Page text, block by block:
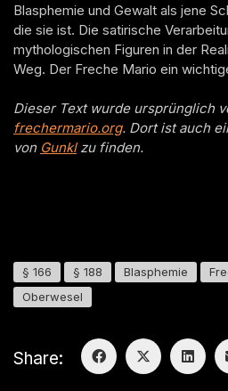
Blasphemie und Gewalt als jene
die sie ist. Die satirische
mythologischen Figuren in der
Weg. Der Freche Mario ein
Dieser Text wurde ursprünglich
frechermario.org. Dort ist auch
von Gunklzu finden.
§ 166 § 188 Blasphemie
Oberwesel
Share: